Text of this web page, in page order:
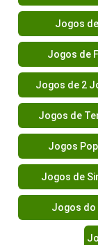
Jogos
Jogos de
Jogos de 2
Jogos de
Jogos
Jogos de
Jogos do